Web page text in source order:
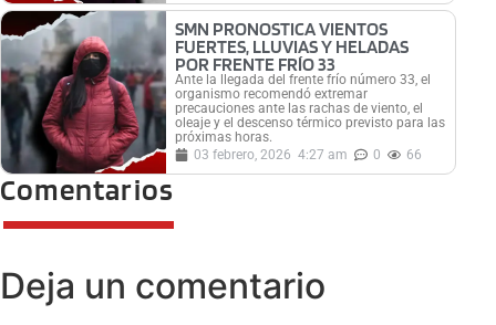
SMN PRONOSTICA VIENTOS
FUERTES, LLUVIAS Y HELADAS
POR FRENTE FRÍO 33
Ante la llegada del frente frío número 33, el
organismo recomendó extremar
precauciones ante las rachas de viento, el
oleaje y el descenso térmico previsto para las
próximas horas.
03 febrero, 2026 4:27 am 0 66
Comentarios
Deja un comentario